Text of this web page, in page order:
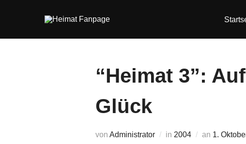
“Hei­mat 3”:
Glück
von Administrator in 2004 an 1.